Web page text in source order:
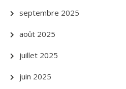
septembre 2025
août 2025
juillet 2025
juin 2025